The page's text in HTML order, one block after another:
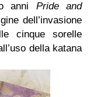
anni Pride and
dell’invasione
cinque sorelle
della katana